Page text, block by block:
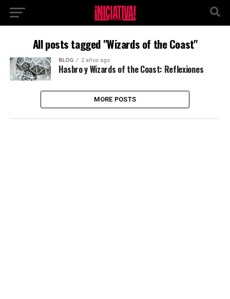
All posts tagged "Wizards of the Coast"
BLOG 2 años ago
Hasbro y Wizards of the Coast: Reflexiones
MORE POSTS